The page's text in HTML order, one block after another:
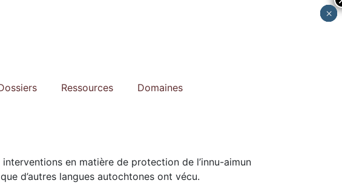
Ressources Domaines
interventions en matière de protection de l’innu-aimun
d’autres langues autochtones ont vécu.
×
×
×
×
×